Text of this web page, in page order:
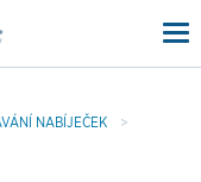
NABÍJEČEK